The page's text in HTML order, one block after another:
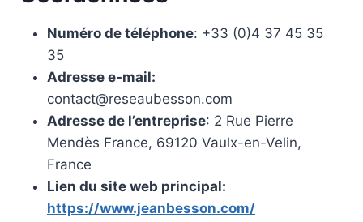
Numéro de téléphone: +33 (0)4 37 45 35
35
Adresse e-mail:
contact@reseaubesson.com
Adresse de l’entreprise: 2 Rue Pierre
Mendès France, 69120 Vaulx-en-Velin,
France
Lien du site web principal:
https://www.jeanbesson.com/